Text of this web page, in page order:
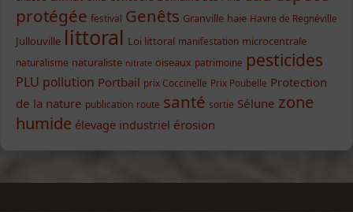
protégée festival Genêts Granville haie Havre de Regnéville
Jullouville littoral Loi littoral manifestation microcentrale
naturalisme naturaliste nitrate oiseaux patrimoine pesticides
PLU pollution Portbail prix Coccinelle Prix Poubelle Protection
de la nature publication route santé sortie Sélune zone
humide élevage industriel érosion